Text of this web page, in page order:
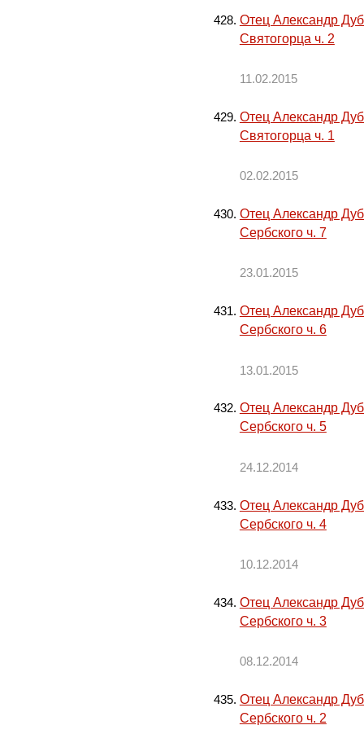
Отец Александр
Святогорца ч. 2
11.02.2015
Отец Александр
Святогорца ч. 1
02.02.2015
Отец Александр
Сербского ч. 7
23.01.2015
Отец Александр
Сербского ч. 6
13.01.2015
Отец Александр
Сербского ч. 5
24.12.2014
Отец Александр
Сербского ч. 4
10.12.2014
Отец Александр
Сербского ч. 3
08.12.2014
Отец Александр
Сербского ч. 2